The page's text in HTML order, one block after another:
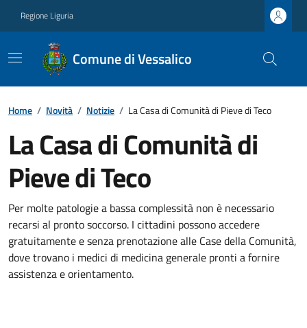
Regione Liguria
Comune di Vessalico
Home / Novità / Notizie / La Casa di Comunità di Pieve di Teco
La Casa di Comunità di
Pieve di Teco
Per molte patologie a bassa complessità non è necessario
recarsi al pronto soccorso. I cittadini possono accedere
gratuitamente e senza prenotazione alle Case della Comunità,
dove trovano i medici di medicina generale pronti a fornire
assistenza e orientamento.